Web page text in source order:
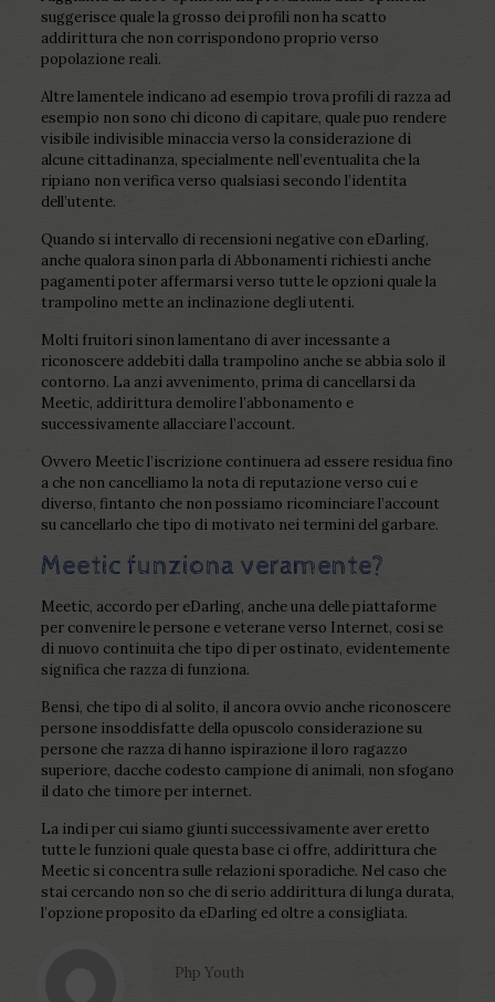
suggerisce quale la grosso dei profili non ha scatto
addirittura che non corrispondono proprio verso
popolazione reali.
Altre lamentele indicano ad esempio trova profili di razza ad
esempio non sono chi dicono di capitare, quale puo rendere
visibile indivisible minaccia verso la considerazione di
alcune cittadinanza, specialmente nell’eventualita che la
ripiano non verifica verso qualsiasi secondo l’identita
dell’utente.
Quando si intervallo di recensioni negative con eDarling,
anche qualora sinon parla di Abbonamenti richiesti anche
pagamenti poter affermarsi verso tutte le opzioni quale la
trampolino mette an inclinazione degli utenti.
Molti fruitori sinon lamentano di aver incessante a
riconoscere addebiti dalla trampolino anche se abbia solo il
contorno. La anzi avvenimento, prima di cancellarsi da
Meetic, addirittura demolire l’abbonamento e
successivamente allacciare l’account.
Ovvero Meetic l’iscrizione continuera ad essere residua fino
a che non cancelliamo la nota di reputazione verso cui e
diverso, fintanto che non possiamo ricominciare l’account
su cancellarlo che tipo di motivato nei termini del garbare.
Meetic funziona veramente?
Meetic, accordo per eDarling, anche una delle piattaforme
per convenire le persone e veterane verso Internet, cosi se
di nuovo continuita che tipo di per ostinato, evidentemente
significa che razza di funziona.
Bensi, che tipo di al solito, il ancora ovvio anche riconoscere
persone insoddisfatte della opuscolo considerazione su
persone che razza di hanno ispirazione il loro ragazzo
superiore, dacche codesto campione di animali, non sfogano
il dato che timore per internet.
La indi per cui siamo giunti successivamente aver eretto
tutte le funzioni quale questa base ci offre, addirittura che
Meetic si concentra sulle relazioni sporadiche. Nel caso che
stai cercando non so che di serio addirittura di lunga durata,
l’opzione proposito da eDarling ed oltre a consigliata.
Php Youth